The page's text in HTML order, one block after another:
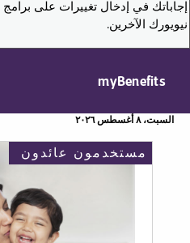
إجاباتك في إدخال تغييرات على
نيويورك الآخرين.
myBenefits
السبت، ٨ أغسطس ٢٠٢٦
مستخدمون عائدون